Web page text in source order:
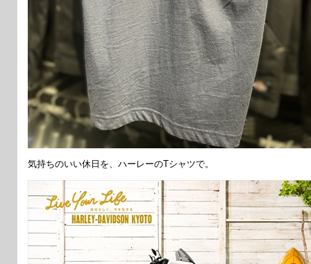
気持ちのいい休日を、ハーレーのTシャツで。